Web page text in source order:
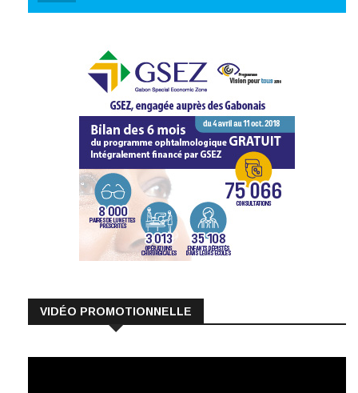
VIDÉO PROMOTIONNELLE